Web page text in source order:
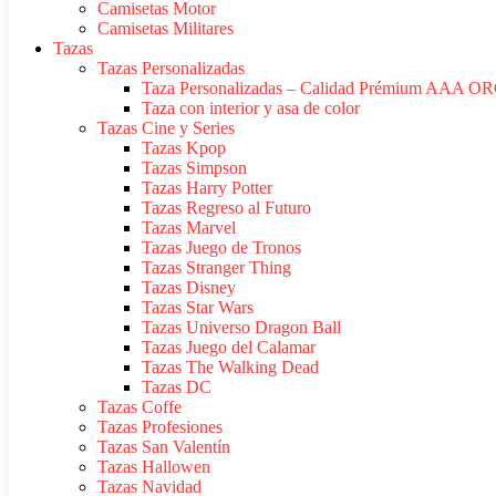
Camisetas Motor
Camisetas Militares
Tazas
Tazas Personalizadas
Taza Personalizadas – Calidad Prémium AAA
Taza con interior y asa de color
Tazas Cine y Series
Tazas Kpop
Tazas Simpson
Tazas Harry Potter
Tazas Regreso al Futuro
Tazas Marvel
Tazas Juego de Tronos
Tazas Stranger Thing
Tazas Disney
Tazas Star Wars
Tazas Universo Dragon Ball
Tazas Juego del Calamar
Tazas The Walking Dead
Tazas DC
Tazas Coffe
Tazas Profesiones
Tazas San Valentín
Tazas Hallowen
Tazas Navidad